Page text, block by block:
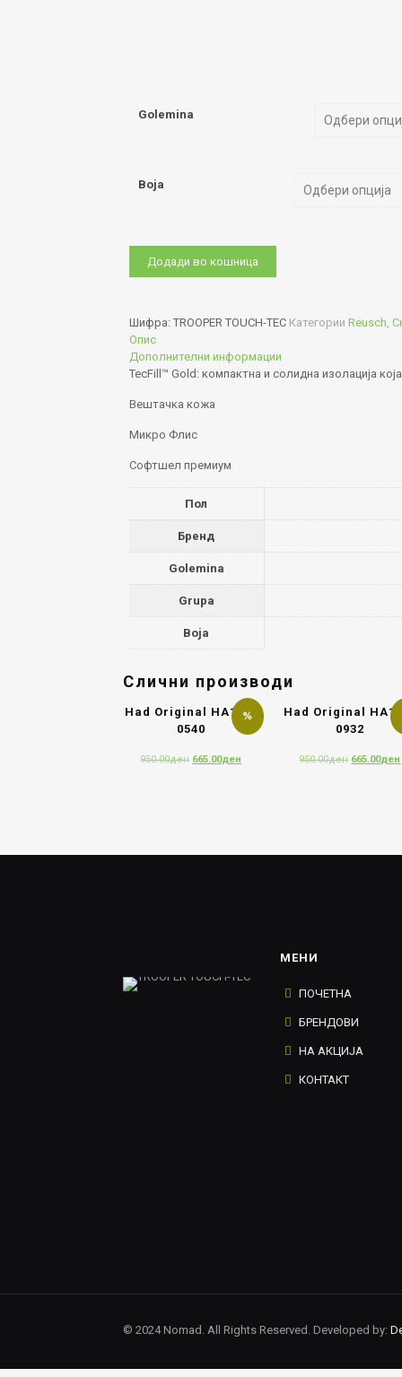
Golemina
Boja
TOUCH-
Додади во кошница
Шифра: TROOPER TOUCH-TEC Категории Reusch,
Опис
Дополнителни информации
TecFill™ Gold: компактна и солидна изолација
Вештачка кожа
Микро Флис
Софтшел премиум
Пол
Бренд
Golemina
Grupa
Boja
Слични производи
Had Original HA110-
0540
950.00ден Original
665.00ден
Had Original
0932
950.00ден Original
665.00ден
МЕНИ
ПОЧЕТНА
БРЕНДОВИ
НА АКЦИЈА
КОНТАКТ
© 2024 Nomad. All Rights Reserved. Developed by: